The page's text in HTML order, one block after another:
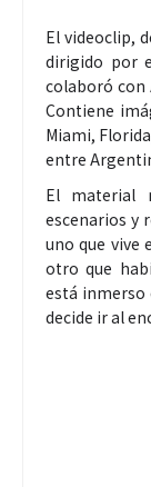
El videoclip,
dirigido por
colaboró con
Contiene
Miami,
entre
El material
escenarios y
uno que vive
otro que
está inmerso
decide ir al